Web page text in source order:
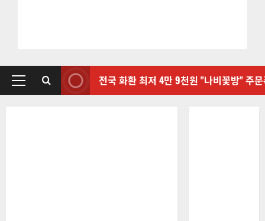
기
전국 화환 최저 4만 9천원 "나비꽃방" 주